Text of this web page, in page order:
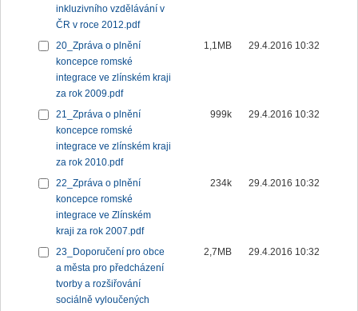
inkluzivního vzdělávání v
ČR v roce 2012.pdf
20_Zpráva o plnění
koncepce romské
integrace ve zlínském kraji
za rok 2009.pdf
1,1MB 29.4.2016 10:32
21_Zpráva o plnění
koncepce romské
integrace ve zlínském kraji
za rok 2010.pdf
999k 29.4.2016 10:32
22_Zpráva o plnění
koncepce romské
integrace ve Zlínském
kraji za rok 2007.pdf
234k 29.4.2016 10:32
23_Doporučení pro obce
a města pro předcházení
tvorby a rozšiřování
sociálně vyloučených
2,7MB 29.4.2016 10:32